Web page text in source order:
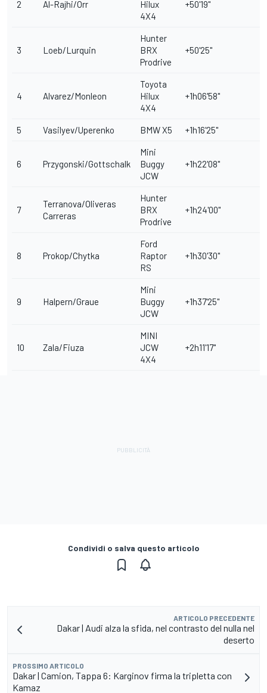
2 Al-Rajhi/Orr
Hilux
4X4
+50'19"
3 Loeb/Lurquin
Hunter
BRX
Prodrive
+50'25"
4 Alvarez/Monleon
Toyota
Hilux
4X4
+1h06'58"
5 Vasilyev/Uperenko BMW X5 +1h16'25"
6 Przygonski/Gottschalk
Mini
Buggy
JCW
+1h22'08"
7
Terranova/Oliveras
Carreras
Hunter
BRX
Prodrive
+1h24'00"
8 Prokop/Chytka
Ford
Raptor
RS
+1h30'30"
9 Halpern/Graue
Mini
Buggy
JCW
+1h37'25"
10 Zala/Fiuza
MINI
JCW
4X4
+2h11'17"
Condividi o salva questo articolo
ARTICOLO PRECEDENTE
Dakar | Audi alza la sfida, nel contrasto del nulla nel
deserto
PROSSIMO ARTICOLO
Dakar | Camion, Tappa 6: Karginov firma la tripletta con
Kamaz